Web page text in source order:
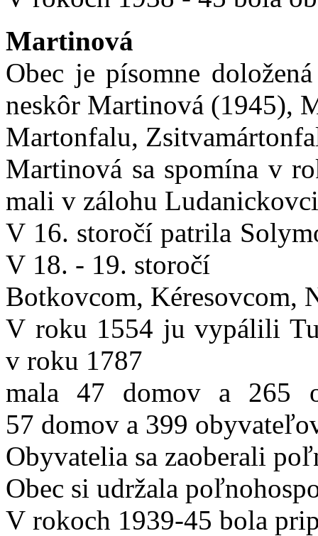
Martinová
Obec je písomne
neskôr Martinová (1945),
Martonfalu,
Martinová sa spomína v
mali v zálohu
V 16. storočí patrila
V 18. - 19. storočí
Botkovcom, Kéresovcom,
V roku 1554 ju vypálili
v roku 1787
mala 47 domov a 265
57 domov a 399
Obyvatelia sa zaoberali
Obec si udržala
V rokoch 1939-45 bola